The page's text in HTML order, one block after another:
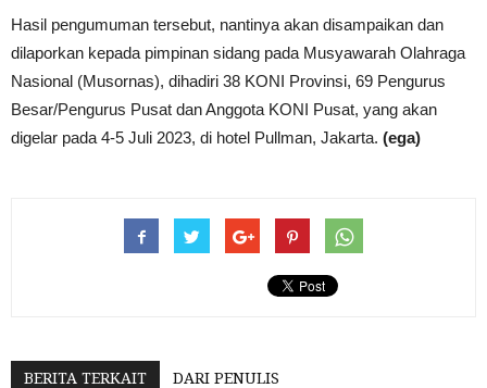
Hasil pengumuman tersebut, nantinya akan disampaikan dan
dilaporkan kepada pimpinan sidang pada Musyawarah Olahraga
Nasional (Musornas), dihadiri 38 KONI Provinsi, 69 Pengurus
Besar/Pengurus Pusat dan Anggota KONI Pusat, yang akan
digelar pada 4-5 Juli 2023, di hotel Pullman, Jakarta. (ega)
BERITA TERKAIT DARI PENULIS